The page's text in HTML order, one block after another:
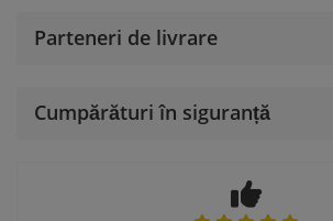
Parteneri de livrare
Cumpărături în siguranță